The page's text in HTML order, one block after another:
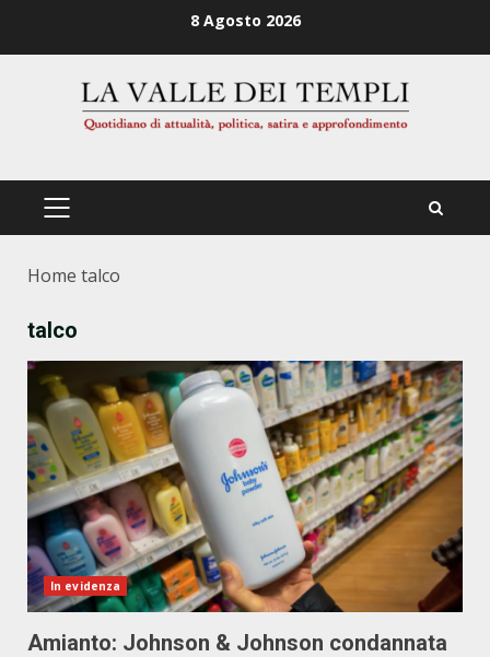
8 Agosto 2026
PRIMÄRES
Home talco
talco
In evidenza
Amianto: Johnson & Johnson condannata